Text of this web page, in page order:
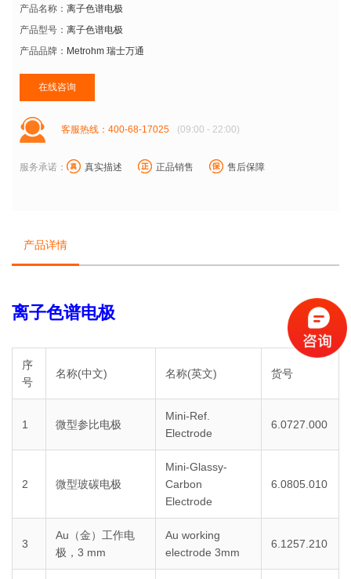
产品名称： 离子色谱电极
产品型号： 离子色谱电极
产品品牌： Metrohm 瑞士万通
在线咨询
客服热线：400-68-17025 (09:00 - 22:00)
服务承诺： 真实描述 正品销售 售后保障
产品详情
离子色谱电极
序
号
名称(中文) 名称(英文) 货号
1 微型参比电极
Mini-Ref.
Electrode
6.0727.000
2 微型玻碳电极
Mini-Glassy-
Carbon
Electrode
6.0805.010
3
Au（金）工作电
极，3 mm
Au working
electrode 3mm
6.1257.210